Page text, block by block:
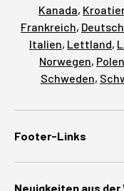
Kanada,
Frankreich,
Italien, Lettland,
Norwegen, Polen
Schweden,
Footer-Links
Neuigkeiten aus der